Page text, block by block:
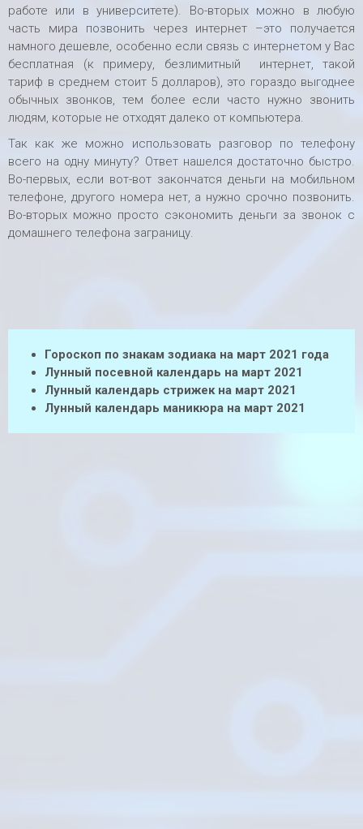
работе или в университете). Во-вторых можно в любую
часть мира позвонить через интернет –это получается
намного дешевле, особенно если связь с интернетом у Вас
бесплатная (к примеру, безлимитный интернет, такой
тариф в среднем стоит 5 долларов), это гораздо выгоднее
обычных звонков, тем более если часто нужно звонить
людям, которые не отходят далеко от компьютера.
Так как же можно использовать разговор по телефону
всего на одну минуту? Ответ нашелся достаточно быстро.
Во-первых, если вот-вот закончатся деньги на мобильном
телефоне, другого номера нет, а нужно срочно позвонить.
Во-вторых можно просто сэкономить деньги за звонок с
домашнего телефона заграницу.
Гороскоп по знакам зодиака на март 2021 года
Лунный посевной календарь на март 2021
Лунный календарь стрижек на март 2021
Лунный календарь маникюра на март 2021